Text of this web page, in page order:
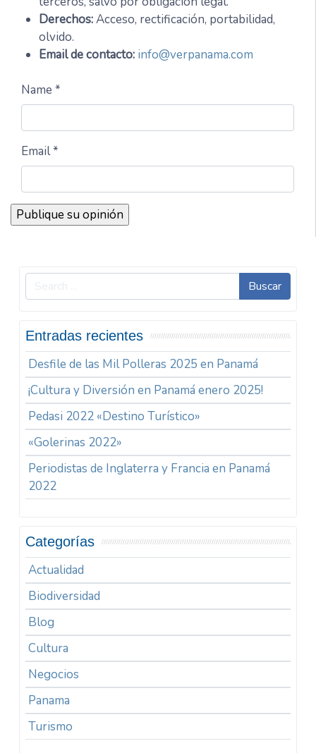
Derechos:Acceso, rectificación, portabilidad,
olvido.
Email de contacto: info@verpanama.com
Name *
Email *
Buscar
Entradas recientes
Desfile de las Mil Polleras 2025 en Panamá
¡Cultura y Diversión en Panamá enero 2025!
Pedasi 2022 «Destino Turístico»
«Golerinas 2022»
Periodistas de Inglaterra y Francia en Panamá
2022
Categorías
Actualidad
Biodiversidad
Blog
Cultura
Negocios
Panama
Turismo